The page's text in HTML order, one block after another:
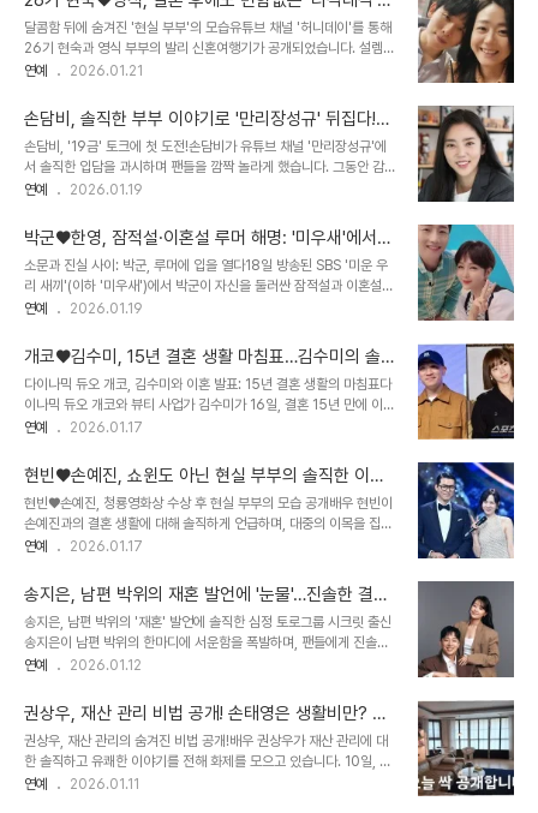
는 등 현실 부부의 깊은 교감을 보여주었습니다. 이는 7년째 직업 없
이 지내는 상황 속에서도 서로를 의지하며 안정적인 관계를 유지하는
두 사람의 끈끈함을 엿볼 수 있는 대목입니다. 남편의 소중함 깨닫게
한 순간, '혼자 걸을 때' 떠올린 슬픔화기애애한 분위기 속에서 한고은
을 보며 문득 '나중에 남편 없이 ..
신혼 일상 공개
달콤함 뒤에 숨겨진 '현실 부부'의 모습유튜브 채널 '허니데이'를 통해
26기 현숙과 영식 부부의 발리 신혼여행기가 공개되었습니다. 설렘
가득한 신혼여행, 과연 모든 것이 로맨틱으로 가득했을까요? 영상 속
다. 영식은 이에 대해 '어제도 계속 조롱했다'며 억울함을 표현했죠.
26기 현숙과 영식 부부의 신혼여행 에피소드는 많은 이들의 공감과
웃음을 자아냈습니다. 현숙, 영식의 옷차림을 '조롱'?영상에서 현숙은
영식의 옷차림을 언급하며 '조롱'했다는 의혹을 받았습니다. 현숙은 영
식의 옷을 만지며 '이것 입어서?'라고 질문했고, 영식은 '옷으로 조롱
은 자신의 모습과, 평범한..
연예 2026.01.21
손담비, 솔직한 부부 이야기로 '만리장성규' 뒤집다!
🤭
손담비, '19금' 토크에 첫 도전!손담비가 유튜브 채널 '만리장성규'에
서 솔직한 입담을 과시하며 팬들을 깜짝 놀라게 했습니다. 그동안 감춰
왔던 '19금' 이야기에 대한 솔직한 반응은 시청자들의 뜨거운 관심을
습으로 소통하는 그녀의 매력이 돋보였습니다. 결혼 후 달라진 손담비,
부부관계에 눈뜨다?손담비는 '만리장성규'에서 부부관계에 대한 대화
를 나누며, 이전과는 확연히 달라진 모습을 보였습니다. 그녀는 '이런
이야기를 할 수 있는 날이 오는구나'라며 신기해했고, 친구들과도 이런
대화를 하지 않는다고 밝혔습니다. 결혼 후, 새로운 경험을 통해 한층
니다. 장성규, 궁..
연예 2026.01.19
박군♥한영, 잠적설·이혼설 루머 해명: '미우새'에서
밝힌 진실
소문과 진실 사이: 박군, 루머에 입을 열다18일 방송된 SBS '미운 우
리 새끼'(이하 '미우새')에서 박군이 자신을 둘러싼 잠적설과 이혼설에
대해 솔직하게 해명하는 모습이 그려졌습니다. 이상민과 임원희는 박
직접 입을 열었습니다. 그의 해명은 팬들의 궁금증을 해소하고 오해를
풀 수 있는 계기가 되었습니다. 잠적설의 진실: 리포터 일과 행사, 그리
고 오해이상민은 박군에게 “좋은 집 놔두고 왜 여기서 혼자 사냐. 지금
소문이 엄청나다. 한 두 개가 도는 게 아니다”라며 잠적설과 이혼설을
언급했습니다. 박군은 이에 대해 “잠적은 오해인 거 같다”고 밝혔습니
았지만, 실제..
연예 2026.01.19
개코♥김수미, 15년 결혼 생활 마침표…김수미의 솔직
한 심경과 재조명되는 과거 발언
다이나믹 듀오 개코, 김수미와 이혼 발표: 15년 결혼 생활의 마침표다
이나믹 듀오 개코와 뷰티 사업가 김수미가 16일, 결혼 15년 만에 이혼
소식을 전했습니다. 두 사람은 각자의 SNS를 통해 이혼 사실을 알리
를 마무리하기로 결정했다고 밝혔습니다. 이들의 갑작스러운 이혼 발
표는 많은 팬들에게 충격을 안겨주었으며, 온라인상에서는 김수미의
과거 발언들이 재조명되며 이목이 집중되고 있습니다. 김수미, 과거
'스타 아내'의 고충 토로: '다시 태어나면 스타와 결혼 NO'김수미는 이
지혜의 유튜브 채널 ‘밉지않은 관종언니’에 출연해 솔직한 심경을 털어
미는 망설임 없이 “다시..
연예 2026.01.17
현빈♥손예진, 쇼윈도 아닌 현실 부부의 솔직한 이야
기: '너무 별로다' vs '공감'
현빈♥손예진, 청룡영화상 수상 후 현실 부부의 모습 공개배우 현빈이
손예진과의 결혼 생활에 대해 솔직하게 언급하며, 대중의 이목을 집중
시켰습니다. 지난달 유튜브 채널 '채널 십오야'에 출연하여, 현실적인
리즈 '메이드 인 코리아'의 배우들과 함께 솔직한 입담을 과시하며, 팬
들에게 다가가고 있습니다. 특히, 46회 청룡영화상에서 남녀 주연상
을 수상한 후의 비하인드 스토리가 공개되어 더욱 화제를 모았습니다.
현빈과 손예진 부부는 시상식 이후에도 각자의 일상으로 돌아가는 현
실적인 모습을 보여주며, 많은 이들에게 공감과 웃음을 선사했습니다.
손예진 부부의 현실적인 모습에 ..
연예 2026.01.17
송지은, 남편 박위의 재혼 발언에 '눈물'…진솔한 결혼
생활 공개
송지은, 남편 박위의 '재혼' 발언에 솔직한 심정 토로그룹 시크릿 출신
송지은이 남편 박위의 한마디에 서운함을 폭발하며, 팬들에게 진솔한
감정을 공유했습니다. 10일 유튜브 채널 '위라클 WERACLE'에 공개
고 말한 것에 대해 솔직한 심정을 드러냈습니다. 송지은은 이 말을 듣
고 '너무 싫어서 '뭐냐, 싫다'고 소리쳤다'고 고백하며, 복잡한 감정을
드러냈습니다. 이러한 솔직한 모습은 팬들에게 깊은 공감과 감동을 선
사했습니다. 박위의 진심, 그리고 송지은의 진솔한 반응박위는 송지은
의 서운함에 대해 '깊게 생각해서 한 말은 아니었다'며 '혹시라도 내가
연예 2026.01.12
권상우, 재산 관리 비법 공개! 손태영은 생활비만? 부
부의 유쾌한 돈 이야기
권상우, 재산 관리의 숨겨진 비법 공개!배우 권상우가 재산 관리에 대
한 솔직하고 유쾌한 이야기를 전해 화제를 모으고 있습니다. 10일, 채
널 'Mrs.뉴저지 손태영'에 공개된 영상에서 권상우는 재테크 비법을
연예 2026.01.11